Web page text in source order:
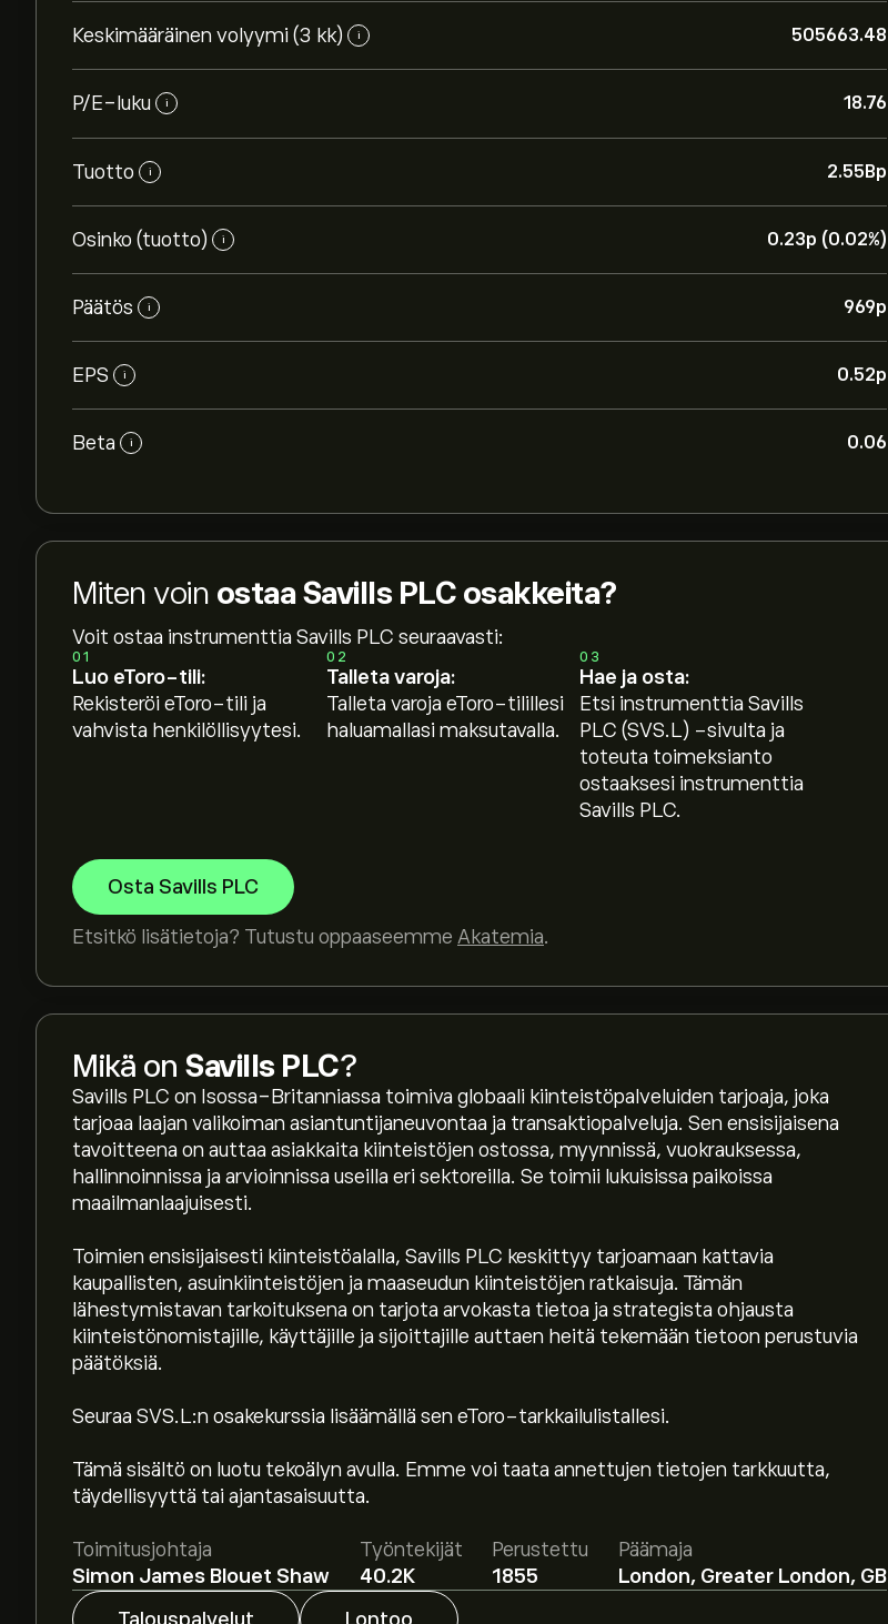
Keskimääräinen volyymi (3 kk) i 505663.48
P/E-luku i 18.76
Tuotto i 2.55B‎p‎
Osinko (tuotto) i 0.23‎p‎ (0.02%)
Päätös i 969‎p‎
EPS i 0.52‎p‎
Beta i 0.06
Miten voin ostaa Savills PLC osakkeita?
Voit ostaa instrumenttia Savills PLC seuraavasti:
01
Luo eToro-tili:
Rekisteröi eToro-tili ja
vahvista henkilöllisyytesi.
02
Talleta varoja:
Talleta varoja eToro-tilillesi
haluamallasi maksutavalla.
03
Hae ja osta:
Etsi instrumenttia Savills
PLC (SVS.L) -sivulta ja
toteuta toimeksianto
ostaaksesi instrumenttia
Savills PLC.
Osta Savills PLC
Etsitkö lisätietoja? Tutustu oppaaseemme Akatemia.
Mikä on Savills PLC?
Savills PLC on Isossa-Britanniassa toimiva globaali kiinteistöpalveluiden tarjoaja, joka
tarjoaa laajan valikoiman asiantuntijaneuvontaa ja transaktiopalveluja. Sen ensisijaisena
tavoitteena on auttaa asiakkaita kiinteistöjen ostossa, myynnissä, vuokrauksessa,
hallinnoinnissa ja arvioinnissa useilla eri sektoreilla. Se toimii lukuisissa paikoissa
maailmanlaajuisesti.
Toimien ensisijaisesti kiinteistöalalla, Savills PLC keskittyy tarjoamaan kattavia
kaupallisten, asuinkiinteistöjen ja maaseudun kiinteistöjen ratkaisuja. Tämän
lähestymistavan tarkoituksena on tarjota arvokasta tietoa ja strategista ohjausta
kiinteistönomistajille, käyttäjille ja sijoittajille auttaen heitä tekemään tietoon perustuvia
päätöksiä.
Seuraa SVS.L:n osakekurssia lisäämällä sen eToro-tarkkailulistallesi.
Tämä sisältö on luotu tekoälyn avulla. Emme voi taata annettujen tietojen tarkkuutta,
täydellisyyttä tai ajantasaisuutta.
Toimitusjohtaja
Simon James Blouet Shaw
Työntekijät
40.2K
Perustettu
1855
Päämaja
London, Greater London, GB
Talouspalvelut
Lontoo
Osakkeen SVS.L hinta tänään on 969.00‎p‎.
Keskihinta osakkeelle Savills PLC on 969.00‎p‎.
Asiantuntijoiden ennusteet Savills PLC osakkeelle perustuen markkinatrendeihin,
talousraportteihin ja odotettuun kasvuun. Katso viimeisimmät ennusteet tulevaisuuden